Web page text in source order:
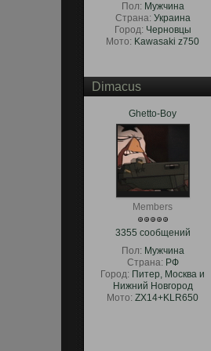
Пол: Мужчина
Страна: Украина
Город: Черновцы
Мото: Kawasaki z750
Dimacus
Ghetto-Boy
Members
3355 сообщений
Пол: Мужчина
Страна: РФ
Город: Питер, Москва и
Нижний Новгород
Мото: ZX14+KLR650